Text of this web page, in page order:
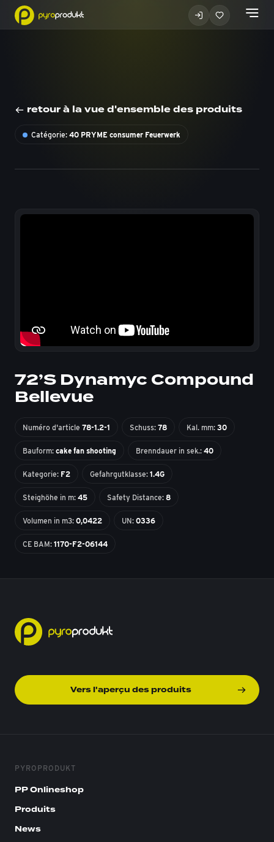
retour à la vue d'ensemble des produits
Catégorie: 40 PRYME consumer Feuerwerk
72’S Dynamyc Compound
Bellevue
Numéro d'article 78-1.2-1 Schuss: 78 Kal. mm: 30
Bauform: cake fan shooting Brenndauer in sek.: 40
Kategorie: F2 Gefahrgutklasse: 1.4G
Steighöhe in m: 45 Safety Distance: 8
Volumen in m3: 0,0422 UN: 0336
CE BAM: 1170-F2-06144
Vers l'aperçu des produits
PYROPRODUKT
PP Onlineshop
Produits
News